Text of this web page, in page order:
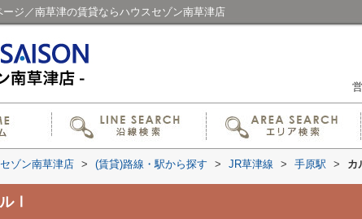
ジ／南草津の賃貸ならハウスセゾン南草津店
ゾン南草津店 > (賃貸)路線・駅から探す > JR草津線 > 手原駅 > カ
Ⅰ